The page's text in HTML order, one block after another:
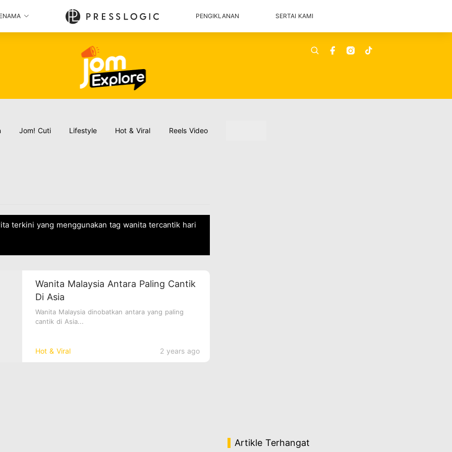
PENGIKLANAN SERTAI KAMI
Jom! Cuti Lifestyle Hot & Viral Reels Video
terkini yang menggunakan tag wanita tercantik hari
Hot & Viral 2 years ago
Wanita Malaysia Antara Paling Cantik
Di Asia
Wanita Malaysia dinobatkan antara yang paling
cantik di Asia...
Artikle Terhangat